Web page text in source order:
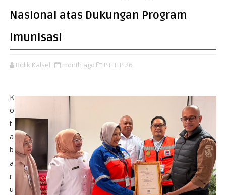
Nasional atas Dukungan Program
Imunisasi
Bidik Kalsel month ago PT. ITP 26,
K
o
t
a
b
a
r
u